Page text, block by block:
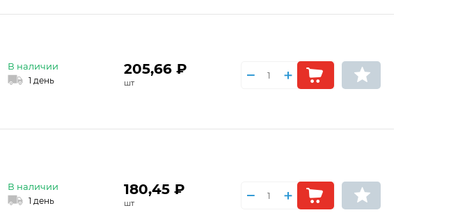
205,66 ₽
В наличии
1 день
180,45 ₽
В наличии
1 день